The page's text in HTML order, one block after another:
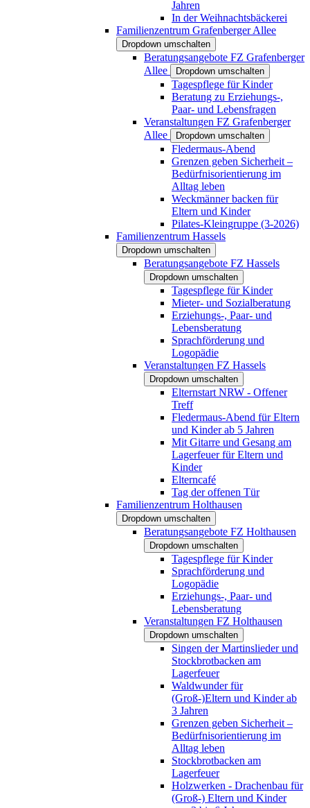
Jahren
In der Weihnachtsbäckerei
Familienzentrum Grafenberger Allee
Dropdown umschalten
Beratungsangebote FZ Grafenberger
Allee
Dropdown umschalten
Tagespflege für Kinder
Beratung zu Erziehungs-,
Paar- und Lebensfragen
Veranstaltungen FZ Grafenberger
Allee
Dropdown umschalten
Fledermaus-Abend
Grenzen geben Sicherheit –
Bedürfnisorientierung im
Alltag leben
Weckmänner backen für
Eltern und Kinder
Pilates-Kleingruppe (3-2026)
Familienzentrum Hassels
Dropdown umschalten
Beratungsangebote FZ Hassels
Dropdown umschalten
Tagespflege für Kinder
Mieter- und Sozialberatung
Erziehungs-, Paar- und
Lebensberatung
Sprachförderung und
Logopädie
Veranstaltungen FZ Hassels
Dropdown umschalten
Elternstart NRW - Offener
Treff
Fledermaus-Abend für Eltern
und Kinder ab 5 Jahren
Mit Gitarre und Gesang am
Lagerfeuer für Eltern und
Kinder
Elterncafé
Tag der offenen Tür
Familienzentrum Holthausen
Dropdown umschalten
Beratungsangebote FZ Holthausen
Dropdown umschalten
Tagespflege für Kinder
Sprachförderung und
Logopädie
Erziehungs-, Paar- und
Lebensberatung
Veranstaltungen FZ Holthausen
Dropdown umschalten
Singen der Martinslieder und
Stockbrotbacken am
Lagerfeuer
Waldwunder für
(Groß-)Eltern und Kinder ab
3 Jahren
Grenzen geben Sicherheit –
Bedürfnisorientierung im
Alltag leben
Stockbrotbacken am
Lagerfeuer
Holzwerken - Drachenbau für
(Groß-) Eltern und Kinder